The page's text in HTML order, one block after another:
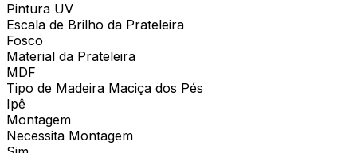
Pintura UV
Escala de Brilho da Prateleira
Fosco
Material da Prateleira
MDF
Tipo de Madeira Maciça dos Pés
Ipê
Montagem
Necessita Montagem